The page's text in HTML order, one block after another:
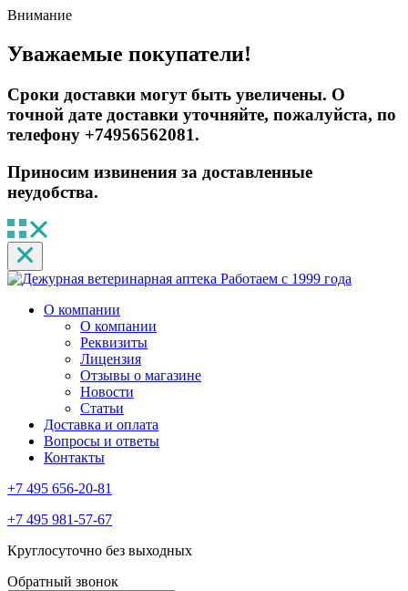
Внимание
Уважаемые покупатели!
Сроки доставки могут быть увеличены. О
точной дате доставки уточняйте, пожалуйста, по
телефону +74956562081.
Приносим извинения за доставленные
неудобства.
Работаем с 1999 года
О компании
О компании
Реквизиты
Лицензия
Отзывы о магазине
Новости
Статьи
Доставка и оплата
Вопросы и ответы
Контакты
+7 495 656-20-81
+7 495 981-57-67
Круглосуточно без выходных
Обратный звонок